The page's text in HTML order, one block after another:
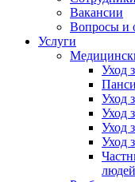
Вакансии
Вопросы и
Услуги
Уход
Уход
Уход
Уход
Уход
людей